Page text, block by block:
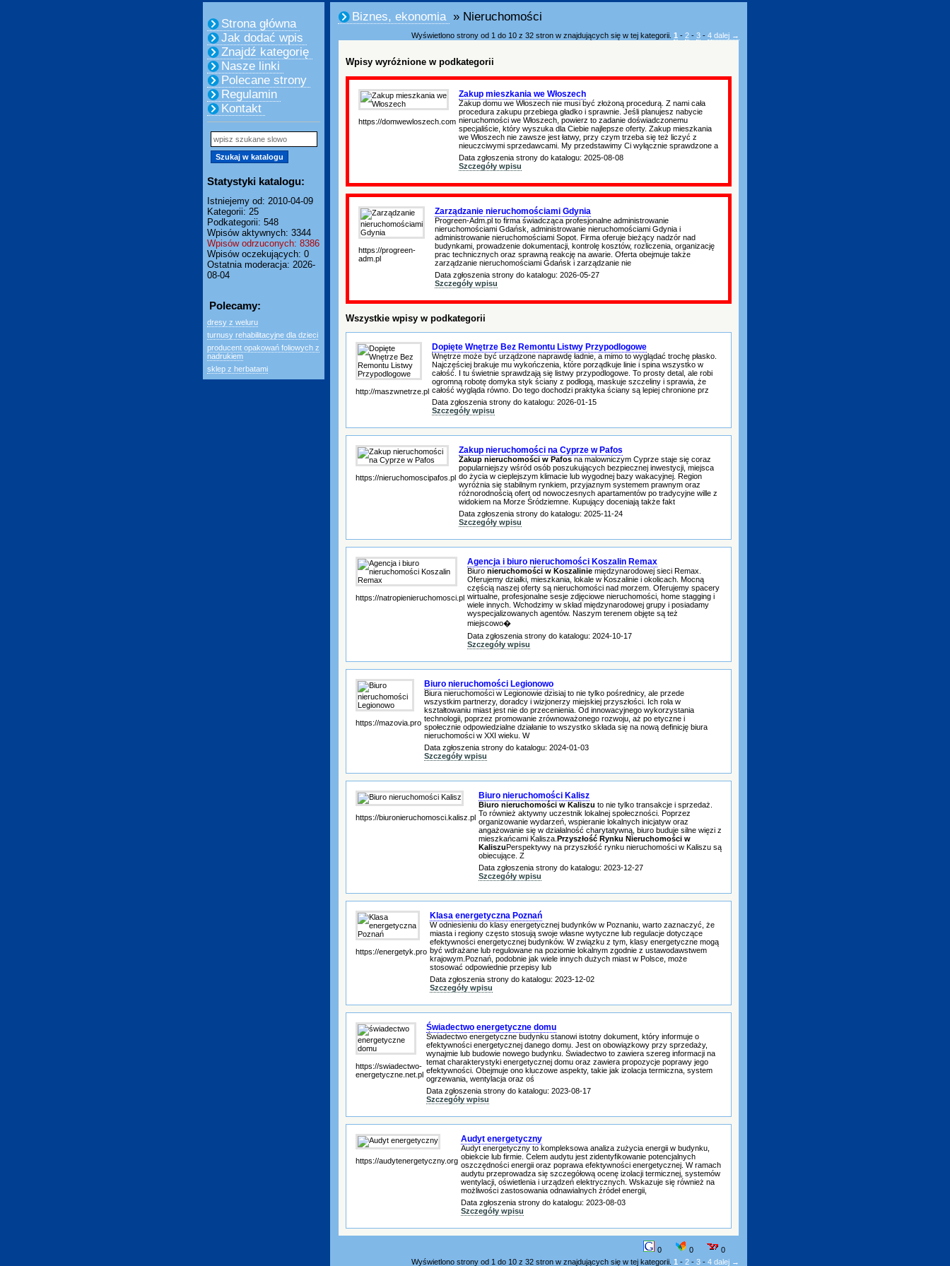
Strona główna
Jak dodać wpis
Znajdź kategorię
Nasze linki
Polecane strony
Regulamin
Kontakt
Statystyki katalogu:
Istniejemy od: 2010-04-09
Kategorii: 25
Podkategorii: 548
Wpisów aktywnych: 3344
Wpisów odrzuconych: 8386
Wpisów oczekujących: 0
Ostatnia moderacja: 2026-
08-04
Polecamy:
dresy z weluru
turnusy rehabilitacyjne dla dzieci
producent opakowań foliowych z
nadrukiem
sklep z herbatami
Biznes, ekonomia » Nieruchomości
Wyświetlono strony od 1 do 10 z 32 stron w znajdujących się w tej kategorii. 1 - 2 - 3 - 4 dalej →
Wpisy wyróżnione w podkategorii
https://domwewloszech.com
Zakup mieszkania we Włoszech
Zakup domu we Włoszech nie musi być złożoną procedurą. Z nami cała
procedura zakupu przebiega gładko i sprawnie. Jeśli planujesz nabycie
nieruchomości we Włoszech, powierz to zadanie doświadczonemu
specjaliście, który wyszuka dla Ciebie najlepsze oferty. Zakup mieszkania
we Włoszech nie zawsze jest łatwy, przy czym trzeba się też liczyć z
nieuczciwymi sprzedawcami. My przedstawimy Ci wyłącznie sprawdzone a
Data zgłoszenia strony do katalogu: 2025-08-08
Szczegóły wpisu
https://progreen-
adm.pl
Zarządzanie nieruchomościami Gdynia
Progreen-Adm.pl to firma świadcząca profesjonalne administrowanie
nieruchomościami Gdańsk, administrowanie nieruchomościami Gdynia i
administrowanie nieruchomościami Sopot. Firma oferuje bieżący nadzór nad
budynkami, prowadzenie dokumentacji, kontrolę kosztów, rozliczenia, organizację
prac technicznych oraz sprawną reakcję na awarie. Oferta obejmuje także
zarządzanie nieruchomościami Gdańsk i zarządzanie nie
Data zgłoszenia strony do katalogu: 2026-05-27
Szczegóły wpisu
Wszystkie wpisy w podkategorii
http://maszwnetrze.pl
Dopięte Wnętrze Bez Remontu Listwy Przypodlogowe
Wnętrze może być urządzone naprawdę ładnie, a mimo to wyglądać trochę płasko.
Najczęściej brakuje mu wykończenia, które porządkuje linie i spina wszystko w
całość. I tu świetnie sprawdzają się listwy przypodlogowe. To prosty detal, ale robi
ogromną robotę domyka styk ściany z podłogą, maskuje szczeliny i sprawia, że
całość wygląda równo. Do tego dochodzi praktyka ściany są lepiej chronione prz
Data zgłoszenia strony do katalogu: 2026-01-15
Szczegóły wpisu
https://nieruchomoscipafos.pl
Zakup nieruchomości na Cyprze w Pafos
Zakup nieruchomości w Pafos na malowniczym Cyprze staje się coraz
popularniejszy wśród osób poszukujących bezpiecznej inwestycji, miejsca
do życia w cieplejszym klimacie lub wygodnej bazy wakacyjnej. Region
wyróżnia się stabilnym rynkiem, przyjaznym systemem prawnym oraz
różnorodnością ofert od nowoczesnych apartamentów po tradycyjne wille z
widokiem na Morze Śródziemne. Kupujący doceniają także fakt
Data zgłoszenia strony do katalogu: 2025-11-24
Szczegóły wpisu
https://natropienieruchomosci.pl
Agencja i biuro nieruchomości Koszalin Remax
Biuro nieruchomości w Koszalinie międzynarodowej sieci Remax.
Oferujemy działki, mieszkania, lokale w Koszalinie i okolicach. Mocną
częścią naszej oferty są nieruchomości nad morzem. Oferujemy spacery
wirtualne, profesjonalne sesje zdjęciowe nieruchomości, home stagging i
wiele innych. Wchodzimy w skład międzynarodowej grupy i posiadamy
wyspecjalizowanych agentów. Naszym terenem objęte są też
miejscowo�
Data zgłoszenia strony do katalogu: 2024-10-17
Szczegóły wpisu
https://mazovia.pro
Biuro nieruchomości Legionowo
Biura nieruchomości w Legionowie dzisiaj to nie tylko pośrednicy, ale przede
wszystkim partnerzy, doradcy i wizjonerzy miejskiej przyszłości. Ich rola w
kształtowaniu miast jest nie do przecenienia. Od innowacyjnego wykorzystania
technologii, poprzez promowanie zrównoważonego rozwoju, aż po etyczne i
społecznie odpowiedzialne działanie to wszystko składa się na nową definicję biura
nieruchomości w XXI wieku. W
Data zgłoszenia strony do katalogu: 2024-01-03
Szczegóły wpisu
https://biuronieruchomosci.kalisz.pl
Biuro nieruchomości Kalisz
Biuro nieruchomości w Kaliszu to nie tylko transakcje i sprzedaż.
To również aktywny uczestnik lokalnej społeczności. Poprzez
organizowanie wydarzeń, wspieranie lokalnych inicjatyw oraz
angażowanie się w działalność charytatywną, biuro buduje silne więzi z
mieszkańcami Kalisza. Przyszłość Rynku Nieruchomości w
Kaliszu Perspektywy na przyszłość rynku nieruchomości w Kaliszu są
obiecujące. Z
Data zgłoszenia strony do katalogu: 2023-12-27
Szczegóły wpisu
https://energetyk.pro
Klasa energetyczna Poznań
W odniesieniu do klasy energetycznej budynków w Poznaniu, warto zaznaczyć, że
miasta i regiony często stosują swoje własne wytyczne lub regulacje dotyczące
efektywności energetycznej budynków. W związku z tym, klasy energetyczne mogą
być wdrażane lub regulowane na poziomie lokalnym zgodnie z ustawodawstwem
krajowym.Poznań, podobnie jak wiele innych dużych miast w Polsce, może
stosować odpowiednie przepisy lub
Data zgłoszenia strony do katalogu: 2023-12-02
Szczegóły wpisu
https://swiadectwo-
energetyczne.net.pl
Świadectwo energetyczne domu
Świadectwo energetyczne budynku stanowi istotny dokument, który informuje o
efektywności energetycznej danego domu. Jest on obowiązkowy przy sprzedaży,
wynajmie lub budowie nowego budynku. Świadectwo to zawiera szereg informacji na
temat charakterystyki energetycznej domu oraz zawiera propozycje poprawy jego
efektywności. Obejmuje ono kluczowe aspekty, takie jak izolacja termiczna, system
ogrzewania, wentylacja oraz oś
Data zgłoszenia strony do katalogu: 2023-08-17
Szczegóły wpisu
https://audytenergetyczny.org
Audyt energetyczny
Audyt energetyczny to kompleksowa analiza zużycia energii w budynku,
obiekcie lub firmie. Celem audytu jest zidentyfikowanie potencjalnych
oszczędności energii oraz poprawa efektywności energetycznej. W ramach
audytu przeprowadza się szczegółową ocenę izolacji termicznej, systemów
wentylacji, oświetlenia i urządzeń elektrycznych. Wskazuje się również na
możliwości zastosowania odnawialnych źródeł energii,
Data zgłoszenia strony do katalogu: 2023-08-03
Szczegóły wpisu
0 0
0
Wyświetlono strony od 1 do 10 z 32 stron w znajdujących się w tej kategorii. 1 - 2 - 3 - 4 dalej →